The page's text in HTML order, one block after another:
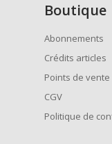
Boutique
Abonnements
Crédits articles
Points de vente
CGV
Politique de